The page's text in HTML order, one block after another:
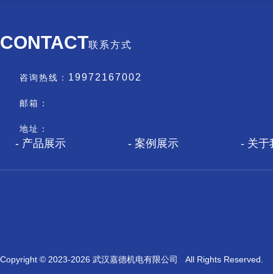
CONTACT联系方式
咨询热线： 19972167002
邮箱：
地址：
产品展示 案例展示 关于
Copyright © 2023-2026 武汉嘉德机电有限公司 All Rights Reserved.